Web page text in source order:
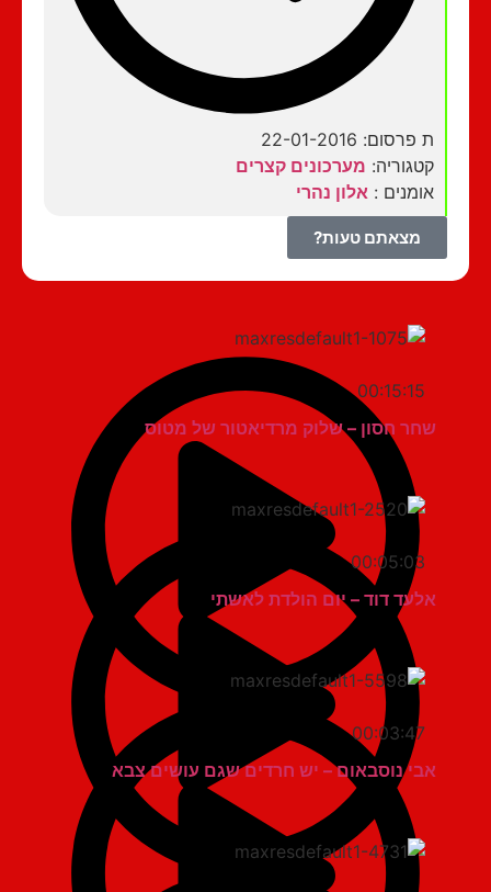
ת פרסום: 22-01-2016
קטגוריה:מערכונים קצרים
אומנים :אלון נהרי
מצאתם טעות?
00:15:15
שחר חסון – שלוק מרדיאטור של מטוס
00:05:03
אלעד דוד – יום הולדת לאשתי
00:03:47
אבי נוסבאום – יש חרדים שגם עושים צבא